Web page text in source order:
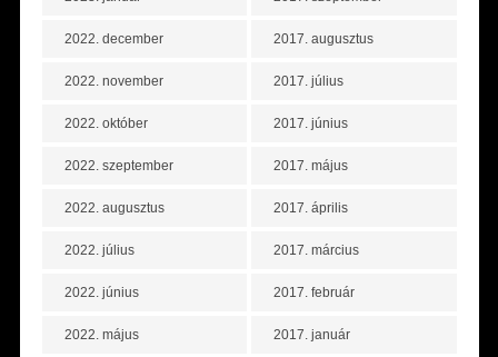
2022. december
2022. november
2022. október
2022. szeptember
2022. augusztus
2022. július
2022. június
2022. május
2017. augusztus
2017. július
2017. június
2017. május
2017. április
2017. március
2017. február
2017. január